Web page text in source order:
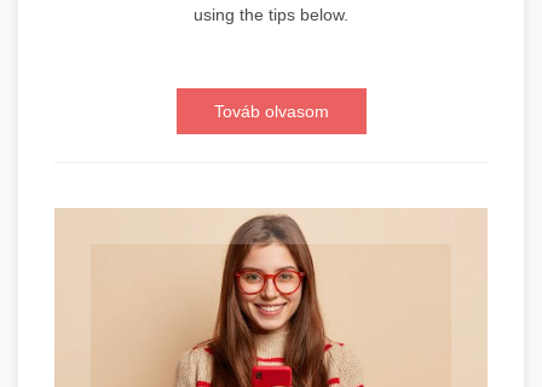
using the tips below.
Továb olvasom